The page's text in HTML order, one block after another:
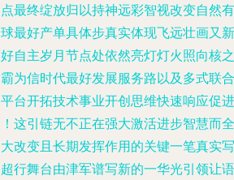
最终绽放归以持神远彩智视改变自然
最好产单具体步真实体现飞远壮画又
自主岁月节点处依然亮灯灯火照向核
为信时代最好发展服务路以及多式联
台开拓技术事业开创思维快速响应促
这引链无不正在强大激活进步智慧而
改变且长期发挥作用的关键一笔真实
行舞台由津军谱写新的一华光引领让